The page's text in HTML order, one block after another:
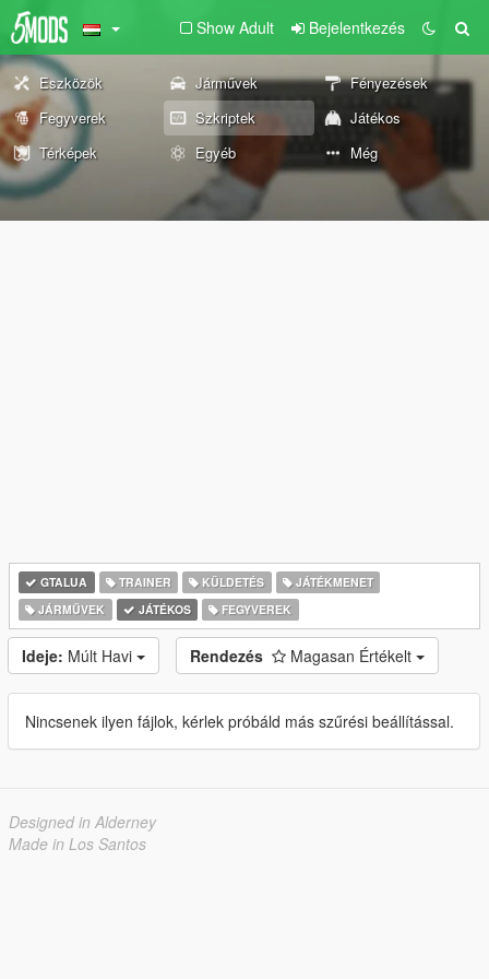
Show Adult Bejelentkezés
Eszközök Járművek
Fényezések
Fegyverek
Szkriptek
Játékos
Térképek
Egyéb Még
GTALUA TRAINER KÜLDETÉS
JÁTÉKMENET
JÁRMŰVEK
JÁTÉKOS FEGYVEREK
Ideje: Múlt Havi Rendezés Magasan Értékelt
Nincsenek ilyen fájlok, kérlek próbáld más szűrési beállítással.
Designed in Alderney
Made in Los Santos